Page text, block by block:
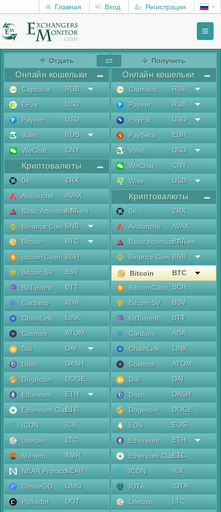
Главная Вход Регистрация
Отдать
Онлайн кошельки
Capitalist
RUB
EPay
USD
Payeer
USD
Volet
RUB
WeChat
CNY
Криптовалюты
0x
ZRX
Avalanche
AVAX
Basic Attention Token
BAT
Binance Coin BNB
Bitcoin
BTC
Bitcoin Cash
BCH
Bitcoin SV
BSV
BitTorrent
BTT
Cardano
ADA
ChainLink
LINK
Cosmos
ATOM
Dai
DAI
Dash
DASH
Dogecoin
DOGE
Ethereum
ETH
Ethereum Classic
ETC
ICON
ICX
Litecoin
LTC
Monero
XMR
NEAR ProtocolNEAR
OmiseGO
OMG
Polkadot
DOT
Получить
Онлайн кошельки
Capitalist
RUB
Payeer
RUB
PayPal
USD
PaySera
EUR
Volet
USD
WeChat
CNY
Wise
USD
Криптовалюты
0x
ZRX
Avalanche
AVAX
Basic Attention Token
BAT
Binance Coin BNB
Bitcoin
BTC
Bitcoin Cash
BCH
Bitcoin SV
BSV
BitTorrent
BTT
Cardano
ADA
ChainLink
LINK
Cosmos
ATOM
Dai
DAI
Dash
DASH
Dogecoin
DOGE
EOS
EOS
Ethereum
ETH
Ethereum Classic
ETC
ICON
ICX
IOTA
IOTA
Litecoin
LTC